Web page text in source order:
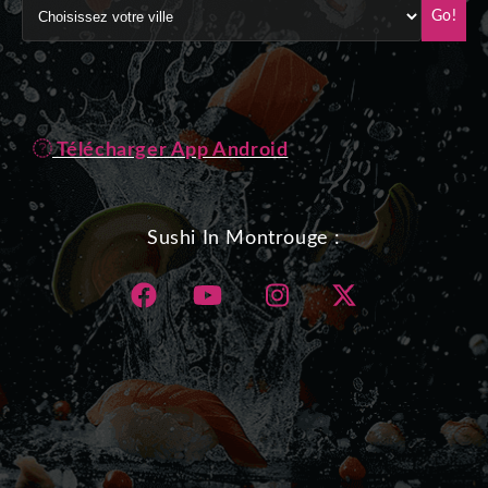
Go!
Télécharger App Android
Sushi In Montrouge :